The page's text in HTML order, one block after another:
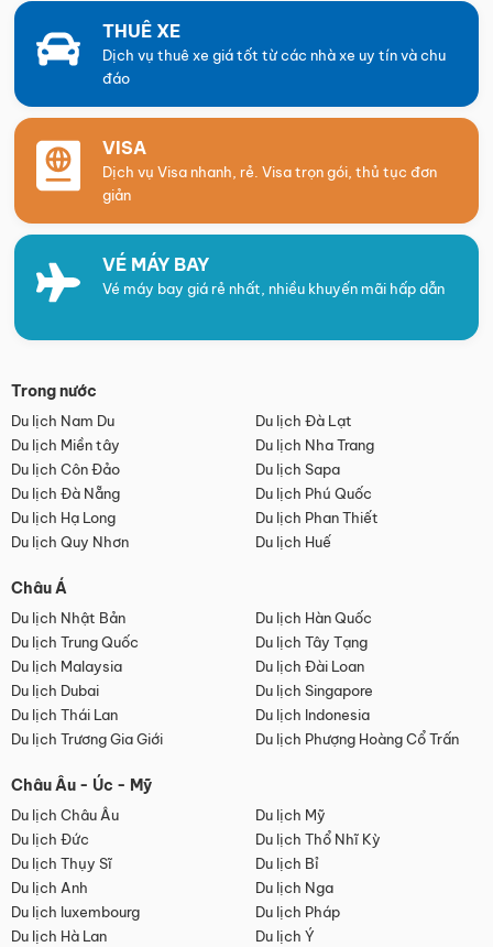
THUÊ XE
Dịch vụ thuê xe giá tốt từ các nhà xe uy tín và chu
đáo
VISA
Dịch vụ Visa nhanh, rẻ. Visa trọn gói, thủ tục đơn
giản
VÉ MÁY BAY
Vé máy bay giá rẻ nhất, nhiều khuyến mãi hấp dẫn
Trong nước
Du lịch Nam Du
Du lịch Đà Lạt
Du lịch Miền tây
Du lịch Nha Trang
Du lịch Côn Đảo
Du lịch Sapa
Du lịch Đà Nẵng
Du lịch Phú Quốc
Du lịch Hạ Long
Du lịch Phan Thiết
Du lịch Quy Nhơn
Du lịch Huế
Châu Á
Du lịch Nhật Bản
Du lịch Hàn Quốc
Du lịch Trung Quốc
Du lịch Tây Tạng
Du lịch Malaysia
Du lịch Đài Loan
Du lịch Dubai
Du lịch Singapore
Du lịch Thái Lan
Du lịch Indonesia
Du lịch Trương Gia Giới
Du lịch Phượng Hoàng Cổ Trấn
Châu Âu - Úc - Mỹ
Du lịch Châu Âu
Du lịch Mỹ
Du lịch Đức
Du lịch Thổ Nhĩ Kỳ
Du lịch Thụy Sĩ
Du lịch Bỉ
Du lịch Anh
Du lịch Nga
Du lịch luxembourg
Du lịch Pháp
Du lịch Hà Lan
Du lịch Ý